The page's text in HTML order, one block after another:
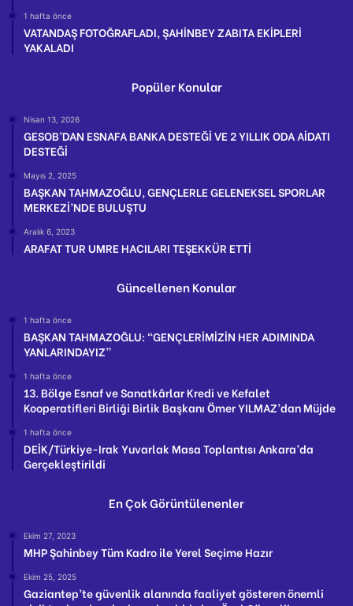
1 hafta önce
VATANDAŞ FOTOĞRAFLADI, ŞAHİNBEY ZABITA EKİPLERİ
YAKALADI
Popüler Konular
Nisan 13, 2026
GESOB’DAN ESNAFA BANKA DESTEĞİ VE 2 YILLIK ODA AİDATI
DESTEĞİ
Mayıs 2, 2025
BAŞKAN TAHMAZOĞLU, GENÇLERLE GELENEKSEL SPORLAR
MERKEZİ’NDE BULUŞTU
Aralık 6, 2023
ARAFAT TUR UMRE HACILARI TEŞEKKÜR ETTİ
Güncellenen Konular
1 hafta önce
BAŞKAN TAHMAZOĞLU: “GENÇLERİMİZİN HER ADIMINDA
YANLARINDAYIZ”
1 hafta önce
13. Bölge Esnaf ve Sanatkârlar Kredi ve Kefalet
Kooperatifleri Birliği Birlik Başkanı Ömer YILMAZ’dan Müjde
1 hafta önce
DEİK/Türkiye-Irak Yuvarlak Masa Toplantısı Ankara’da
Gerçekleştirildi
En Çok Görüntülenenler
Ekim 27, 2023
MHP Şahinbey Tüm Kadro ile Yerel Seçime Hazır
Ekim 25, 2025
Gaziantep’te güvenlik alanında faaliyet gösteren önemli